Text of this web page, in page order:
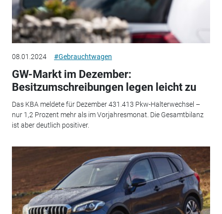
08.01.2024 #Gebrauchtwagen
GW-Markt im Dezember:
Besitzumschreibungen legen leicht zu
Das KBA meldete für Dezember 431.413 Pkw-Halterwechsel –
nur 1,2 Prozent mehr als im Vorjahresmonat. Die Gesamtbilanz
ist aber deutlich positiver.